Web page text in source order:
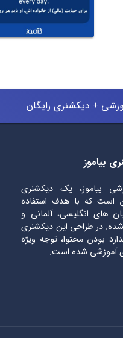
+ دیکشنری رایگان
بیاموز
بیاموز، یک دیکشنری
است که با هدف استفاده
های انگلیسی، آلمانی و
در طراحی این دیکشنری
بودن محتوا، توجه ویژه
آموزشی شده است.